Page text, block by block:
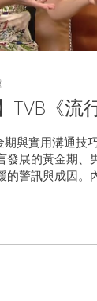
TVB《
與實用溝通技
發展的黃金期、
的警訊與成因。
發展黃金期與男
析 ## [06:31 -
- 13:04] 促